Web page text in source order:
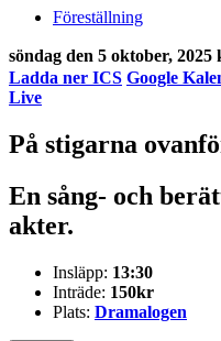
Föreställning
söndag den 5 oktober, 2025
Ladda ner ICS Google
Live
På stigarna
En sång- och
akter.
Insläpp: 13:30
Inträde: 150kr
Plats: Dramalogen